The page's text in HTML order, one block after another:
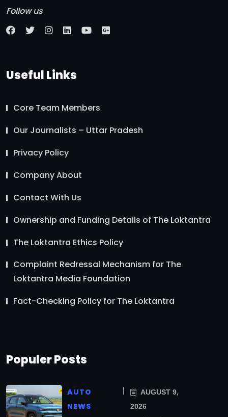
Follow us
Useful Links
Core Team Members
Our Journalists – Uttar Pradesh
Privacy Policy
Company About
Contact With Us
Ownership and Funding Details of The Loktantra
The Loktantra Ethics Policy
Complaint Redressal Mechanism for The
Loktantra Media Foundation
Fact-Checking Policy for The Loktantra
Populer Posts
AUTO
NEWS
AUGUST 9,
2026